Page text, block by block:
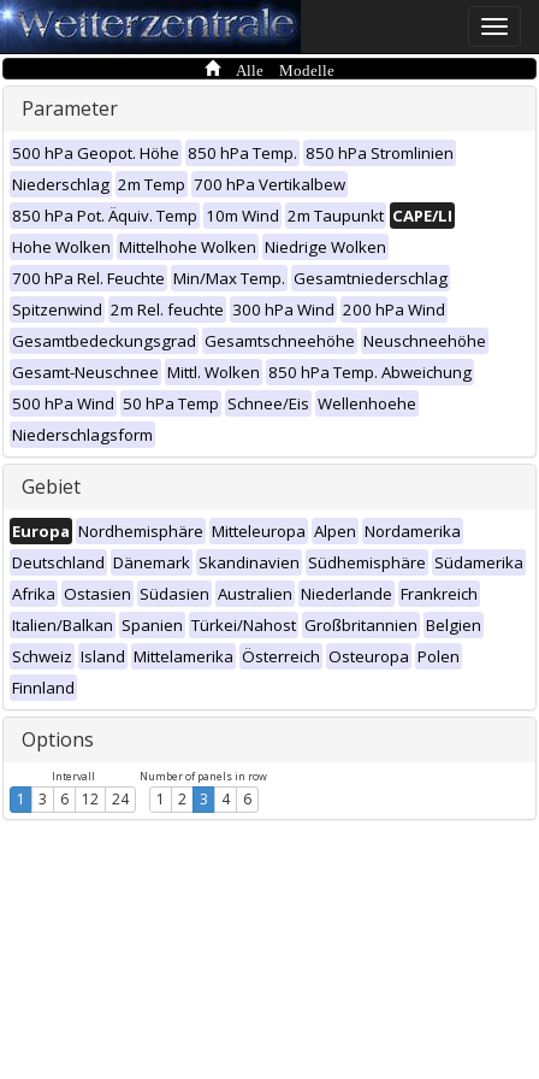
Toggle
Alle Modelle
Parameter
500 hPa Geopot. Höhe 850 hPa Temp. 850 hPa Stromlinien
Niederschlag 2m Temp 700 hPa Vertikalbew
850 hPa Pot. Äquiv. Temp 10m Wind 2m Taupunkt CAPE/LI
Hohe Wolken Mittelhohe Wolken Niedrige Wolken
700 hPa Rel. Feuchte Min/Max Temp. Gesamtniederschlag
Spitzenwind 2m Rel. feuchte 300 hPa Wind 200 hPa Wind
Gesamtbedeckungsgrad Gesamtschneehöhe Neuschneehöhe
Gesamt-Neuschnee Mittl. Wolken 850 hPa Temp. Abweichung
500 hPa Wind 50 hPa Temp Schnee/Eis Wellenhoehe
Niederschlagsform
Gebiet
Europa Nordhemisphäre Mitteleuropa Alpen Nordamerika
Deutschland Dänemark Skandinavien Südhemisphäre Südamerika
Afrika Ostasien Südasien Australien Niederlande Frankreich
Italien/Balkan Spanien Türkei/Nahost Großbritannien Belgien
Schweiz Island Mittelamerika Österreich Osteuropa Polen
Finnland
Options
Intervall
1 3 6 12 24
Number of panels in row
1 2 3 4 6